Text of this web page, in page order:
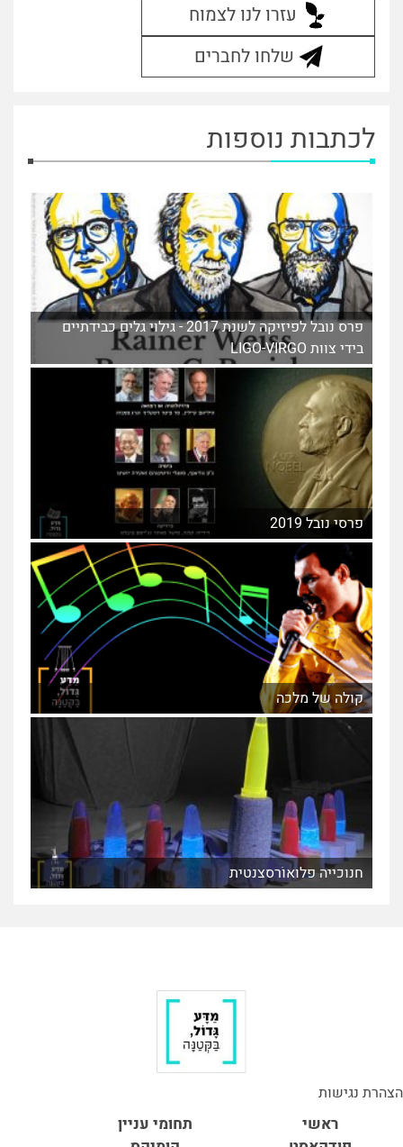
עזרו לנו לצמוח
שלחו לחברים
לכתבות נוספות
פרס נובל לפיזיקה לשנת 2017 - גילוי גלים כבידתיים
בידי צוות LIGO-VIRGO
פרסי נובל 2019
קולה של מלכה
חנוכייה פלוּאוֹרסצנטית
הצהרת נגישות
ראשי
תחומי עניין